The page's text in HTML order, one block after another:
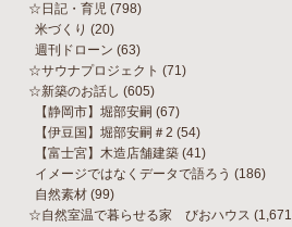
☆日記・育児 (798)
米づくり (20)
週刊ドローン (63)
☆サウナプロジェクト (71)
☆新築のお話し (605)
【静岡市】堀部安嗣 (67)
【伊豆国】堀部安嗣＃2 (54)
【富士宮】木造店舗建築 (41)
イメージではなくデータで語ろう (186)
自然素材 (99)
☆自然室温で暮らせる家 びおハウス